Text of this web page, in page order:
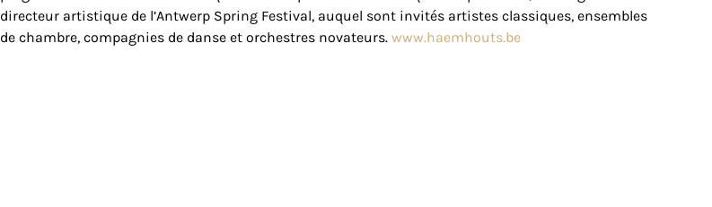
directeur artistique de l’Antwerp Spring Festival, auquel sont invités artistes classiques, ensembles
de chambre, compagnies de danse et orchestres novateurs.www.haemhouts.be